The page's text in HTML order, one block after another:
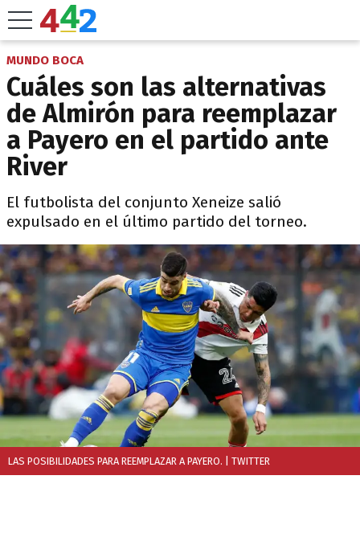
MUNDO BOCA
Cuáles son las alternativas
de Almirón para reemplazar
a Payero en el partido ante
River
El futbolista del conjunto Xeneize salió
expulsado en el último partido del torneo.
LAS POSIBILIDADES PARA REEMPLAZAR A PAYERO. | TWITTER